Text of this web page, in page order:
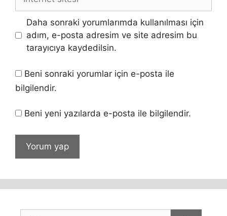
Daha sonraki yorumlarımda kullanılması için
adım, e-posta adresim ve site adresim bu
tarayıcıya kaydedilsin.
Beni sonraki yorumlar için e-posta ile
bilgilendir.
Beni yeni yazılarda e-posta ile bilgilendir.